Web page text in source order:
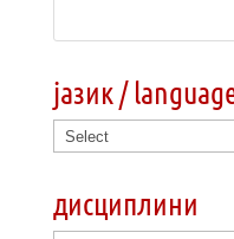
јазик /
дисциплини